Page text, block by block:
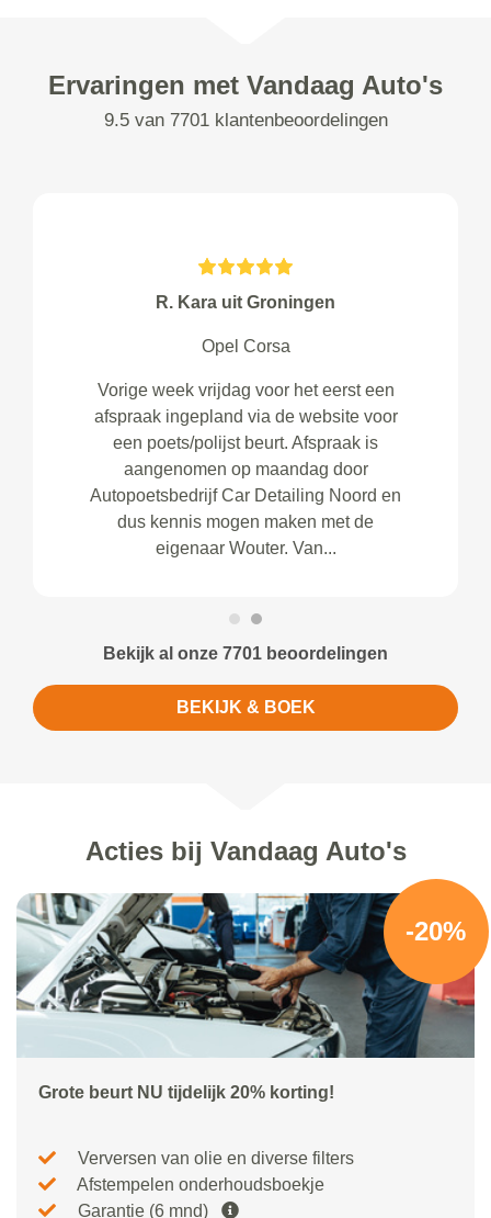
Ervaringen met Vandaag Auto's
9.5 van 7701 klantenbeoordelingen
R. Kara uit Groningen
Opel Corsa
Vorige week vrijdag voor het eerst een
afspraak ingepland via de website voor
een poets/polijst beurt. Afspraak is
aangenomen op maandag door
Autopoetsbedrijf Car Detailing Noord en
dus kennis mogen maken met de
eigenaar Wouter. Van...
Bekijk al onze 7701 beoordelingen
BEKIJK & BOEK
Acties bij Vandaag Auto's
-20%
Grote beurt NU tijdelijk 20% korting!
Verversen van olie en diverse filters
Afstempelen onderhoudsboekje
Garantie (6 mnd)